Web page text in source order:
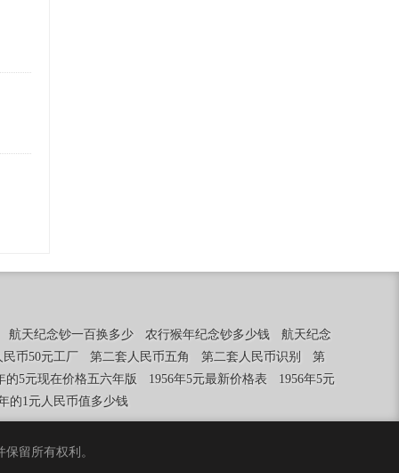
航天纪念钞一百换多少 农行猴年纪念钞多少钱
航天纪念
币50元工厂 第二套人民币五角 第二套人民币识别
第
的5元现在价格五六年版 1956年5元最新价格表
1956年5元
的1元人民币值多少钱
留所有权利。